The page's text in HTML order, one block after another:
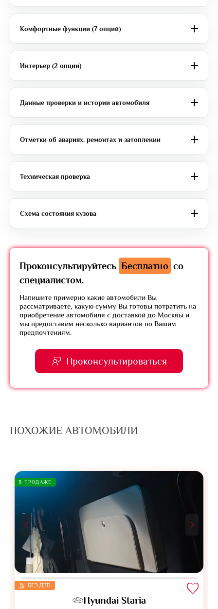
Комфортные функции (7 опций)
Интерьер (2 опции)
Данные проверки и истории автомобиля
Отметки об авариях, ремонтах и затоплении
Техническая проверка
Схема состояния кузова
Проконсультируйтесь Бесплатно со
специалистом.
Напишите примерно какие автомобили Вы
рассматриваете, какую сумму Вы готовы потратить на
приобретение автомобиля с доставкой до Москвы и
мы предоставим несколько вариантов по Вашим
предпочтениям.
Проконсультироваться
ПОХОЖИЕ АВТОМОБИЛИ
В ПРОДАЖЕ
БЕЗ ДТП
Hyundai Staria